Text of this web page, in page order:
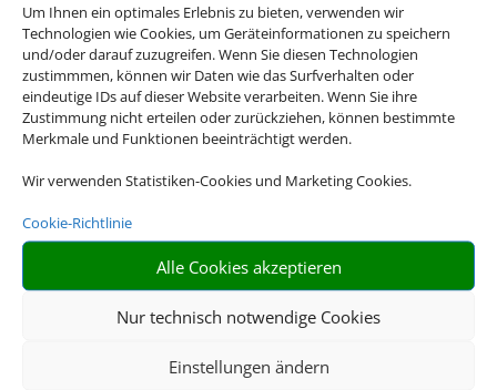
Um Ihnen ein optimales Erlebnis zu bieten, verwenden wir
Technologien wie Cookies, um Geräteinformationen zu speichern
und/oder darauf zuzugreifen. Wenn Sie diesen Technologien
zustimmmen, können wir Daten wie das Surfverhalten oder
eindeutige IDs auf dieser Website verarbeiten. Wenn Sie ihre
Zustimmung nicht erteilen oder zurückziehen, können bestimmte
Merkmale und Funktionen beeinträchtigt werden.
Wir verwenden Statistiken-Cookies und Marketing Cookies.
Cookie-Richtlinie
Alle Cookies akzeptieren
Nur technisch notwendige Cookies
Einstellungen ändern
Zafiro Can Picafort
Can Picafort, Mallorca
ab487 €
Can Picafort, Mallorca